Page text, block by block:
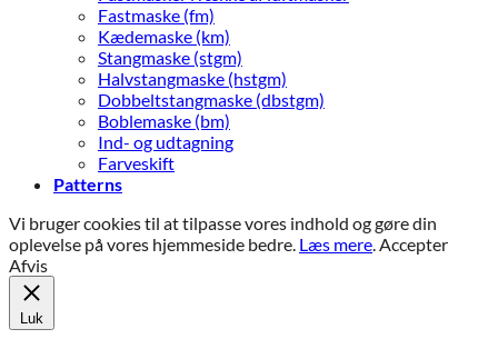
Fastmaske (fm)
Kædemaske (km)
Stangmaske (stgm)
Halvstangmaske (hstgm)
Dobbeltstangmaske (dbstgm)
Boblemaske (bm)
Ind- og udtagning
Farveskift
Patterns
Vi bruger cookies til at tilpasse vores indhold og gøre din
oplevelse på vores hjemmeside bedre. Læs mere.Accepter
Afvis
Luk